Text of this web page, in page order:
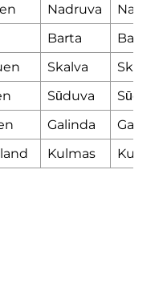
Nadruva
Barta
Barta
Skalva
Sūduva
Galinda
Kulmas